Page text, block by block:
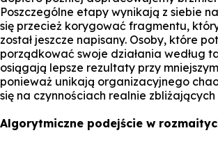
Poszczególne etapy wynikają z siebie
się przecież korygować fragmentu,
został jeszcze napisany. Osoby, które
porządkować swoje działania według
osiągają lepsze rezultaty przy mniejszym
ponieważ unikają organizacyjnego
się na czynnościach realnie
Algorytmiczne podejście w